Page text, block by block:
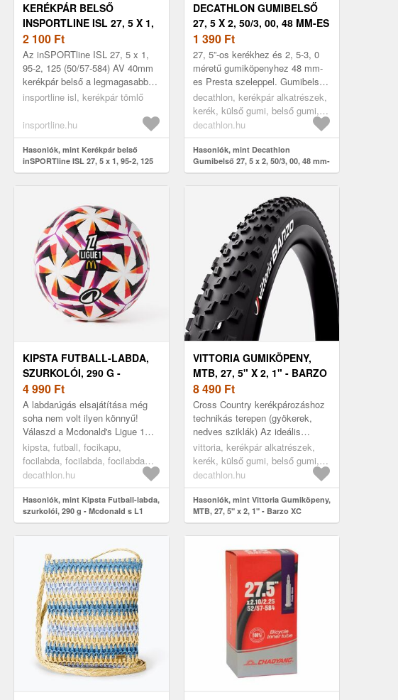
KERÉKPÁR BELSŐ
INSPORTLINE ISL 27, 5 X 1,
95-2, 125 (50/57-584) AV
40MM, HOSSZÚ TÁVÚ
STABILITÁS, MAGAS
ÁTSZÚRÁSÁLLÓSÁG
2 100 Ft
Az inSPORTline ISL 27, 5 x 1,
95-2, 125 (50/57-584) AV 40mm
kerékpár belső a legmagasabb
minőségű butilgumiból készült.
insportline isl, kerékpár tömlő
insportline.hu
Hasonlók, mint Kerékpár belső
inSPORTline ISL 27, 5 x 1, 95-2, 125
(50/57-584) AV 40mm, hosszú távú
DECATHLON GUMIBELSŐ
27, 5 X 2, 50/3, 00, 48 MM-ES
PRESTA SZELEPPEL
1 390 Ft
27, 5”-os kerékhez és 2, 5-3, 0
méretű gumiköpenyhez 48 mm-
es Presta szeleppel. Gumibelső
27, 5” kerékhez és 27, 5 x 2, 50-
27, 5 x 3, 00 méretű gum...
decathlon, kerékpár alkatrészek,
kerék, külső gumi, belső gumi,
belső gumi, egy méret
decathlon.hu
Hasonlók, mint Decathlon
Gumibelső 27, 5 x 2, 50/3, 00, 48 mm-
es Presta szeleppel
KIPSTA FUTBALL-LABDA,
SZURKOLÓI, 290 G -
MCDONALD S L1 GRAPHIC
X-LIGHT 26/27
4 990 Ft
A labdarúgás elsajátítása még
soha nem volt ilyen könnyű!
Válaszd a Mcdonald's Ligue 1
szurkolói labdát! A könnyed és
puha labdarúgás élményéért. É...
kipsta, futball, focikapu,
focilabda, focilabda, focilabda
márka szerint, kipsta focilabda,
decathlon.hu
Hasonlók, mint Kipsta Futball-labda,
szurkolói, 290 g - Mcdonald s L1
Graphic X-Light 26/27
VITTORIA GUMIKÖPENY,
MTB, 27, 5" X 2, 1" - BARZO
XC
8 490 Ft
Cross Country kerékpározáshoz
technikás terepen (gyökerek,
nedves sziklák) Az ideális
gumiköpeny technikás terepre
vittoria, kerékpár alkatrészek,
kerék, külső gumi, belső gumi,
kerékpár külső gumi,
egy méret
decathlon.hu
Hasonlók, mint Vittoria Gumiköpeny,
MTB, 27, 5" x 2, 1" - Barzo XC